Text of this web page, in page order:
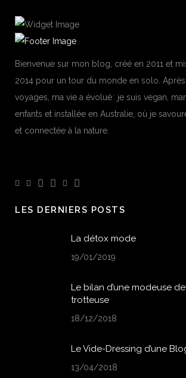
Bienvenue sur mon blog, créé en 2011 et
2014 pour un tour du monde en solo.
voyages, ma vie a évolué : je suis vegan,
enfants et installée en Australie, où je
et connectée à la nature.
LES DERNIERS POSTS
La détox mode
19/01/2019
Le bilan d’une modeuse
trotteuse
18/12/2018
Le Vide-Dressing d’une
13/04/2018